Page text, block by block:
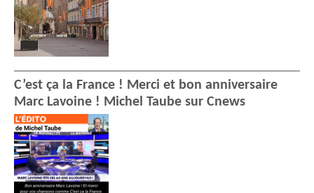
C’est ça la France ! Merci et bon anniversaire
Marc Lavoine ! Michel Taube sur Cnews